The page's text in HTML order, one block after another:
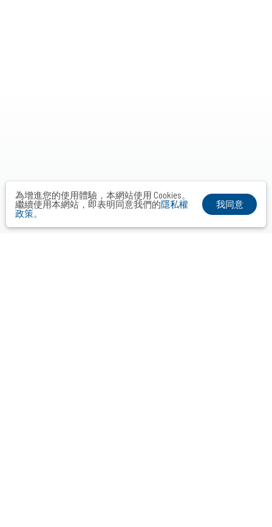
為增進您的使用體驗，本網站使用 Cookies。
繼續使用本網站，即表明同意我們的隱私權
政策。
我同意